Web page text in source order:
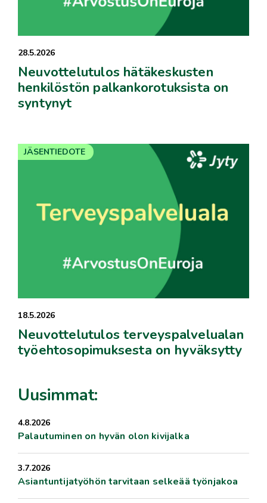
28.5.2026
Neuvottelutulos hätäkeskusten
henkilöstön palkankorotuksista on
syntynyt
18.5.2026
Neuvottelutulos terveyspalvelualan
työehtosopimuksesta on hyväksytty
JÄSENTIEDOTE
Uusimmat:
4.8.2026
Palautuminen on hyvän olon kivijalka
3.7.2026
Asiantuntijatyöhön tarvitaan selkeää työnjakoa